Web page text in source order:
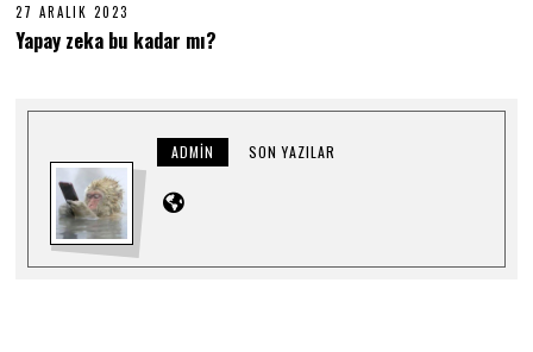
27 ARALIK 2023
7
A
0
Yapay zeka bu kadar mı?
ADMIN SON YAZILAR